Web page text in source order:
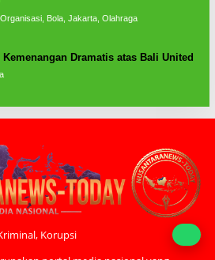
Bola, Jakarta, Olahraga
Dramatis atas Bali United
Korupsi